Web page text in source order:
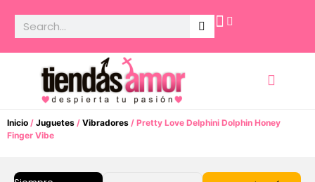
Inicio / Juguetes / Vibradores / Pretty Love Delphini Dolphin Honey
Finger Vibe